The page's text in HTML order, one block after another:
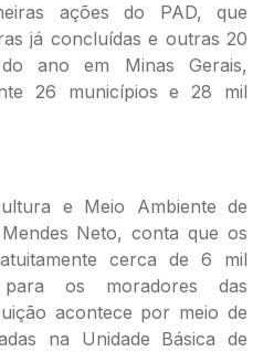
ações do PAD, que
já concluídas e outras 20
ano em Minas Gerais,
26 municípios e 28 mil
e Meio Ambiente de
Neto, conta que os
cerca de 6 mil
os moradores das
acontece por meio de
na Unidade Básica de